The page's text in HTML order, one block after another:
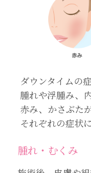
ダウンタイムの
腫れや浮腫み、
赤み、かさぶた
それぞれの症状
腫れ・むくみ